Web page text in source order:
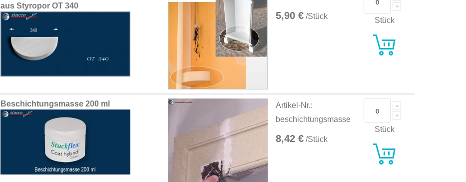
aus Styropor OT 340
5,90 € /Stück Stück
Beschichtungsmasse 200 ml
Artikel-Nr.:
beschichtungsmasse
8,42 € /Stück
Stück